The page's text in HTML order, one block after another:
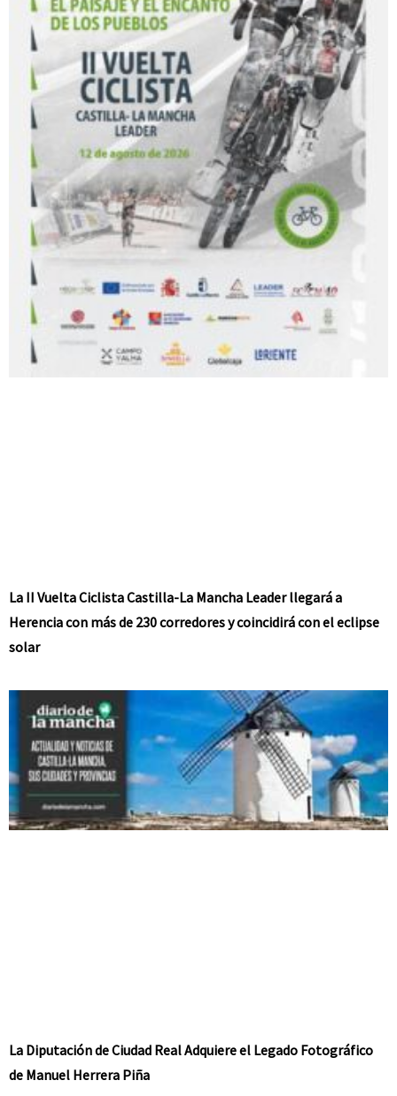
La II Vuelta Ciclista Castilla-La Mancha Leader llegará a
Herencia con más de 230 corredores y coincidirá con el eclipse
solar
La Diputación de Ciudad Real Adquiere el Legado Fotográfico
de Manuel Herrera Piña